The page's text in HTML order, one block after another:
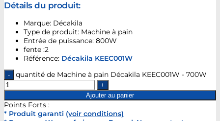
Détails du produit:
Marque: Décakila
Type de produit: Machine à pain
Entrée de puissance: 800W
fente :2
Référence: Décakila KEEC001W
quantité de Machine à pain Décakila KEEC001W - 700W
Ajouter au panier
Points Forts :
* Produit garanti (voir conditions)